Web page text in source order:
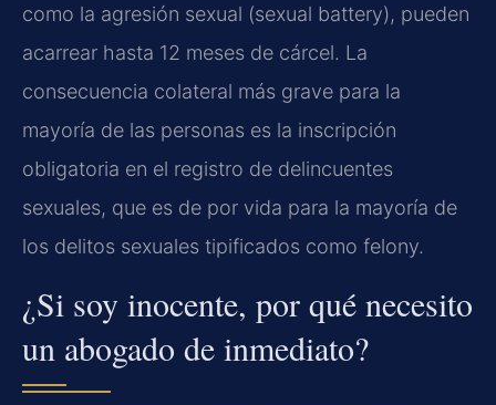
como la agresión sexual (sexual battery), pueden
acarrear hasta 12 meses de cárcel. La
consecuencia colateral más grave para la
mayoría de las personas es la inscripción
obligatoria en el registro de delincuentes
sexuales, que es de por vida para la mayoría de
los delitos sexuales tipificados como felony.
¿Si soy inocente, por qué necesito
un abogado de inmediato?